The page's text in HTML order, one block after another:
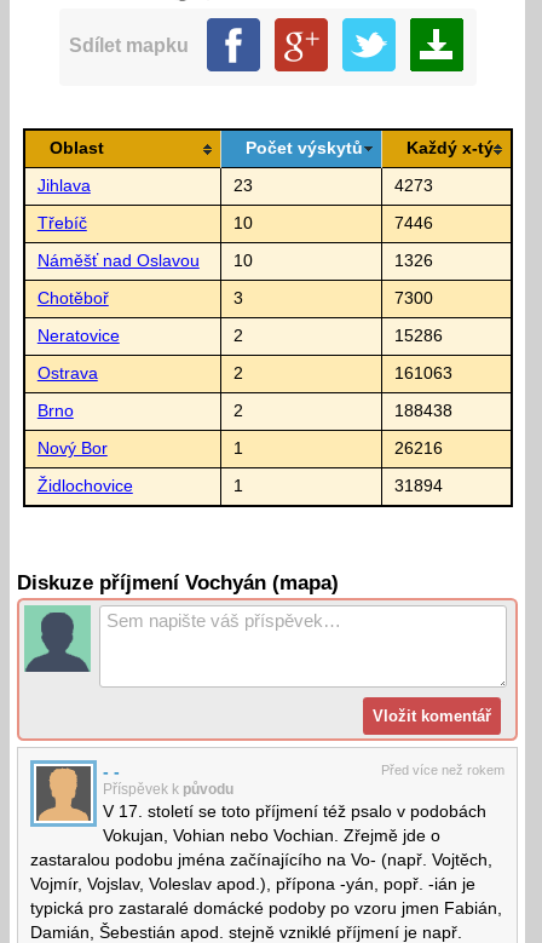
Sdílet mapku
Oblast Počet výskytů Každý x-tý
Jihlava 23 4273
Třebíč 10 7446
Náměšť nad Oslavou 10 1326
Chotěboř 3 7300
Neratovice 2 15286
Ostrava 2 161063
Brno 2 188438
Nový Bor 1 26216
Židlochovice 1 31894
Diskuze příjmení Vochyán (mapa)
Před více než rokem
- -
Příspěvek k původu
V 17. století se toto příjmení též psalo v podobách
Vokujan, Vohian nebo Vochian. Zřejmě jde o
zastaralou podobu jména začínajícího na Vo- (např. Vojtěch,
Vojmír, Vojslav, Voleslav apod.), přípona -yán, popř. -ián je
typická pro zastaralé domácké podoby po vzoru jmen Fabián,
Damián, Šebestián apod. stejně vzniklé příjmení je např.